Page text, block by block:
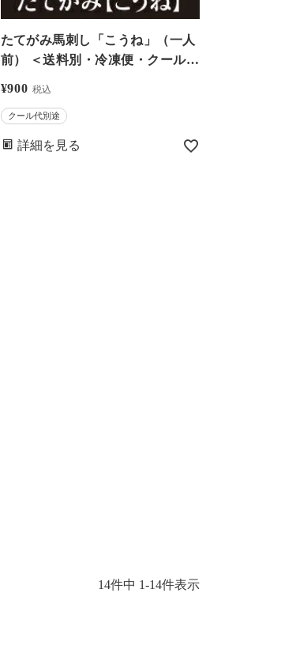
たてがみ馬刺し「こうね」（一人
前） ＜送料別・冷凍便・クール代
（おおしまや） 【0302270】
¥900 税込
クール代別途
詳細を見る
14件中 1-14件表示